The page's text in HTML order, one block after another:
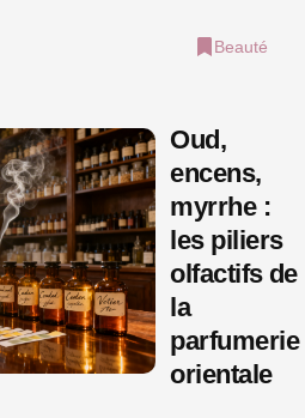
Beauté
Oud,
encens,
myrrhe :
les piliers
olfactifs de
la
parfumerie
orientale